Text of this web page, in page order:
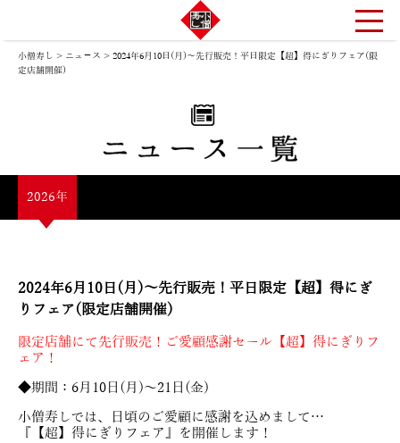
小僧寿し > ニュ－ス > 2024年6月10日(月)～先行販売！平日限定【超】得にぎりフェア(限
定店舗開催)
2026年
2024年6月10日(月)～先行販売！平日限定【超】得にぎ
りフェア(限定店舗開催)
限定店舗にて先行販売！ご愛顧感謝セール【超】得にぎりフ
ェア！
◆期間：6月10日(月)～21日(金)
小僧寿しでは、日頃のご愛顧に感謝を込めまして…
『【超】得にぎりフェア』を開催します！